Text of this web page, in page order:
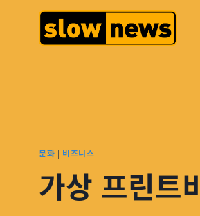
문화 | 비즈니스
가상 프린트